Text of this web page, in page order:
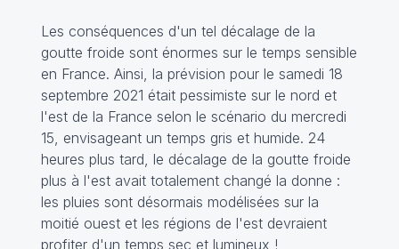
Les conséquences d'un tel décalage de la
goutte froide sont énormes sur le temps sensible
en France. Ainsi, la prévision pour le samedi 18
septembre 2021 était pessimiste sur le nord et
l'est de la France selon le scénario du mercredi
15, envisageant un temps gris et humide. 24
heures plus tard, le décalage de la goutte froide
plus à l'est avait totalement changé la donne :
les pluies sont désormais modélisées sur la
moitié ouest et les régions de l'est devraient
profiter d'un temps sec et lumineux !